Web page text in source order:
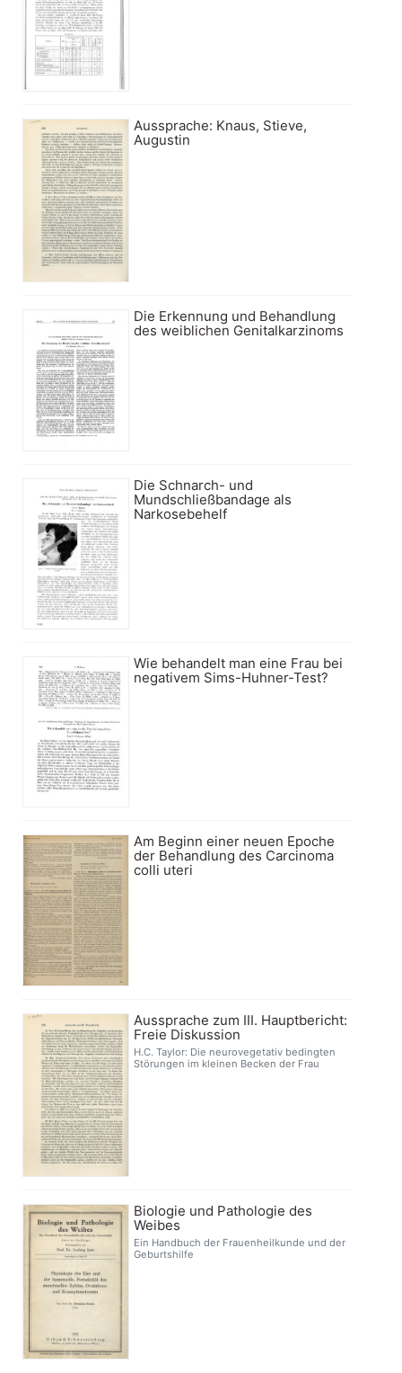
Aussprache: Knaus, Stieve,
Augustin
Die Erkennung und Behandlung
des weiblichen Genitalkarzinoms
Die Schnarch- und
Mundschließbandage als
Narkosebehelf
Wie behandelt man eine Frau bei
negativem Sims-Huhner-Test?
Am Beginn einer neuen Epoche
der Behandlung des Carcinoma
colli uteri
Aussprache zum III. Hauptbericht:
Freie Diskussion
H.C. Taylor: Die neurovegetativ bedingten
Störungen im kleinen Becken der Frau
Biologie und Pathologie des
Weibes
Ein Handbuch der Frauenheilkunde und der
Geburtshilfe